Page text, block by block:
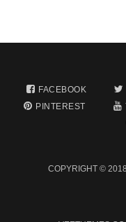
FACEBOOK
PINTEREST
COPYRIGHT ©